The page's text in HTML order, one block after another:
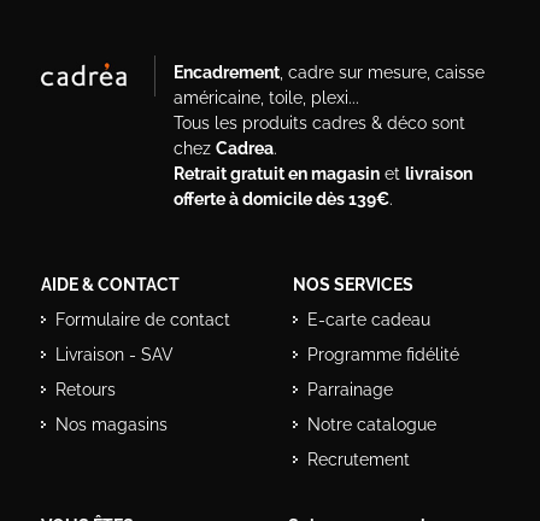
Encadrement, cadre sur mesure, caisse
américaine, toile, plexi...
Tous les produits cadres & déco sont
chez Cadrea.
Retrait gratuit en magasinet livraison
offerte à domicile dès 139€.
AIDE & CONTACT
Formulaire de contact
Livraison - SAV
Retours
Nos magasins
NOS SERVICES
E-carte cadeau
Programme fidélité
Parrainage
Notre catalogue
Recrutement